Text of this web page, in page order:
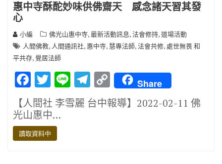
惠中寺酥酡妙味供佛齋天 感念諸天習其發
心
小編 佛光山惠中寺,最新活動訊息,法會修持,道場活動
人間佛教, 人間通訊社, 惠中寺,慧專法師,法會共修, 處世無畏 和
平共存, 覺居法師
F
ac
e
b
o
T
w
it
te
r
Li
n
e
T
el
e
C
o
p
Share
【人間社 李雪麗 台中報導】2022-02-11 佛
光山惠中…
讀取資料中